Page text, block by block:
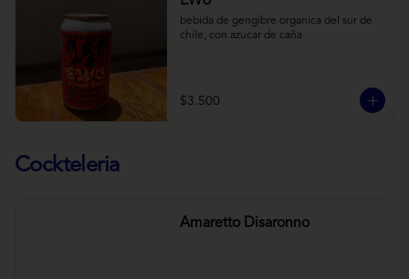
bebida de gengibre organica del sur de
chile, con azucar de caña
$3.500
Cockteleria
Amaretto Disaronno